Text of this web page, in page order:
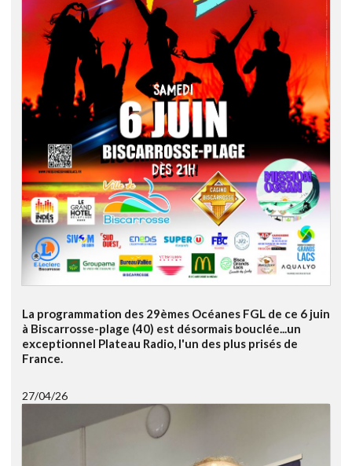
La programmation des 29èmes Océanes FGL de ce 6 juin
à Biscarrosse-plage (40) est désormais bouclée...un
exceptionnel Plateau Radio, l'un des plus prisés de
France.
27/04/26